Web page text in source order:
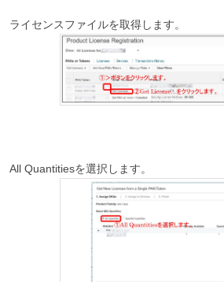
ライセンスファイルを取得します。
All Quantitiesを選択します。